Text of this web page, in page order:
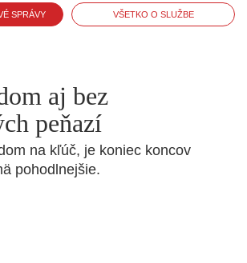
SPRÁVY VŠETKO O SLUŽBE
aj bez
peňazí
na kľúč, je koniec koncov
pohodlnejšie.